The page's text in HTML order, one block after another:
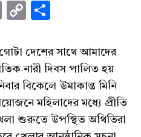
PrintCopy
দেশের সাথে আমাদের
নারী দিবস পালিত হয়
বিকেলে উমাকান্ত মিনি
মহিলাদের মধ্যে প্রীতি
শুরুতে উপস্থিত অথিতিরা